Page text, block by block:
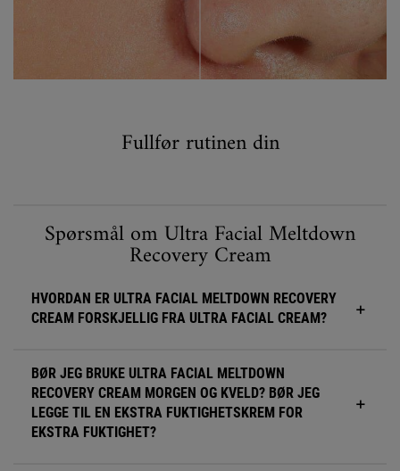
Fullfør rutinen din
Spørsmål om Ultra Facial Meltdown
Recovery Cream
HVORDAN ER ULTRA FACIAL MELTDOWN RECOVERY
CREAM FORSKJELLIG FRA ULTRA FACIAL CREAM?
BØR JEG BRUKE ULTRA FACIAL MELTDOWN
RECOVERY CREAM MORGEN OG KVELD? BØR JEG
LEGGE TIL EN EKSTRA FUKTIGHETSKREM FOR
EKSTRA FUKTIGHET?